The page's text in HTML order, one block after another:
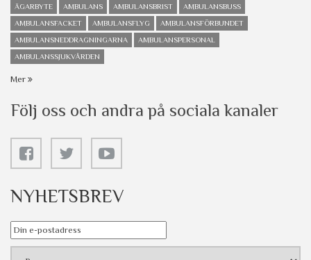
ÄGARBYTE AMBULANS AMBULANSBRIST
AMBULANSBUSS
AMBULANSFACKET
AMBULANSFLYG
AMBULANSFÖRBUNDET
AMBULANSNEDDRAGNINGARNA
AMBULANSPERSONAL
AMBULANSSJUKVÅRDEN
Mer
Följ oss och andra på sociala kanaler
NYHETSBREV